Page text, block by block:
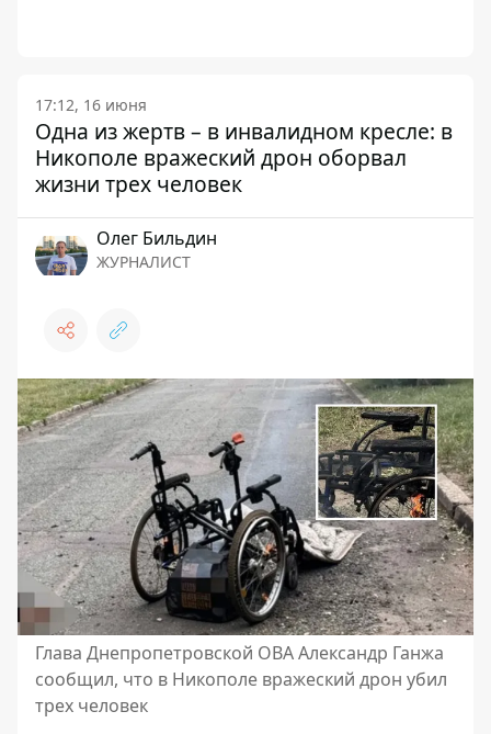
17:12, 16 июня
Одна из жертв – в инвалидном кресле: в
Никополе вражеский дрон оборвал
жизни трех человек
Олег Бильдин
ЖУРНАЛИСТ
Глава Днепропетровской ОВА Александр Ганжа
сообщил, что в Никополе вражеский дрон убил
трех человек